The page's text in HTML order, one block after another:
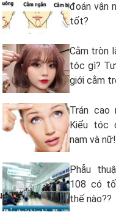
đoán vận
tốt?
Cằm tròn
tóc gì?
giới cằm
Trán cao
Kiểu tóc
nam và nữ!
Phẫu
108 có
thế nào??